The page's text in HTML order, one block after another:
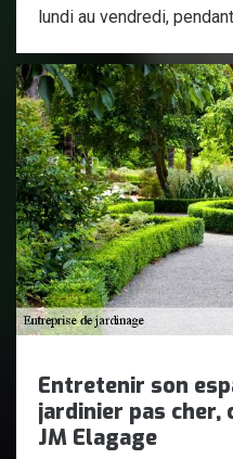
lundi au vendredi,
Entretenir son
jardinier pas cher,
JM Elagage